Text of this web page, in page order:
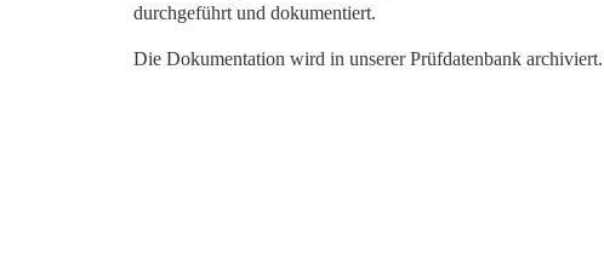
durchgeführt und dokumentiert.
Die Dokumentation wird in unserer Prüfdatenbank